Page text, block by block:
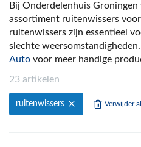
(Sanitair)
(Keuken)
(Fiets)
(Auto)
(Witgoed Onderdelen)
Bij Onderdelenhuis
assortiment ruitenwissers
ruitenwissers zijn essentieel
slechte
Auto voor meer handige
23 artikelen
ruitenwissers Verwijder